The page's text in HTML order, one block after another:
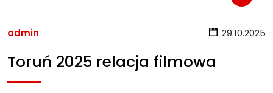
admin 29.10.2025
Toruń 2025 relacja filmowa